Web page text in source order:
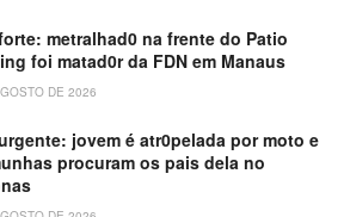
metralhad0 na frente do Patio
foi matad0r da FDN em Manaus
DE 2026
jovem é atr0pelada por moto e
procuram os pais dela no